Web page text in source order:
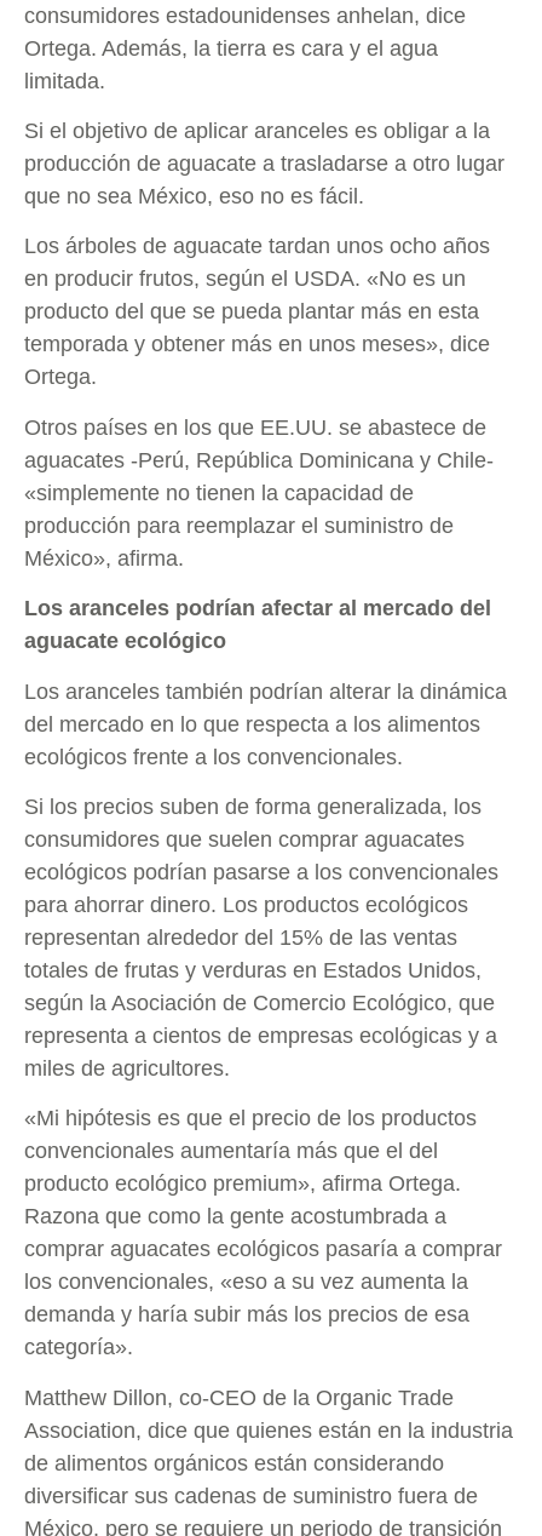
consumidores estadounidenses anhelan, dice
Ortega. Además, la tierra es cara y el agua
limitada.
Si el objetivo de aplicar aranceles es obligar a la
producción de aguacate a trasladarse a otro lugar
que no sea México, eso no es fácil.
Los árboles de aguacate tardan unos ocho años
en producir frutos, según el USDA. «No es un
producto del que se pueda plantar más en esta
temporada y obtener más en unos meses», dice
Ortega.
Otros países en los que EE.UU. se abastece de
aguacates -Perú, República Dominicana y Chile-
«simplemente no tienen la capacidad de
producción para reemplazar el suministro de
México», afirma.
Los aranceles podrían afectar al mercado del
aguacate ecológico
Los aranceles también podrían alterar la dinámica
del mercado en lo que respecta a los alimentos
ecológicos frente a los convencionales.
Si los precios suben de forma generalizada, los
consumidores que suelen comprar aguacates
ecológicos podrían pasarse a los convencionales
para ahorrar dinero. Los productos ecológicos
representan alrededor del 15% de las ventas
totales de frutas y verduras en Estados Unidos,
según la Asociación de Comercio Ecológico, que
representa a cientos de empresas ecológicas y a
miles de agricultores.
«Mi hipótesis es que el precio de los productos
convencionales aumentaría más que el del
producto ecológico premium», afirma Ortega.
Razona que como la gente acostumbrada a
comprar aguacates ecológicos pasaría a comprar
los convencionales, «eso a su vez aumenta la
demanda y haría subir más los precios de esa
categoría».
Matthew Dillon, co-CEO de la Organic Trade
Association, dice que quienes están en la industria
de alimentos orgánicos están considerando
diversificar sus cadenas de suministro fuera de
México, pero se requiere un periodo de transición